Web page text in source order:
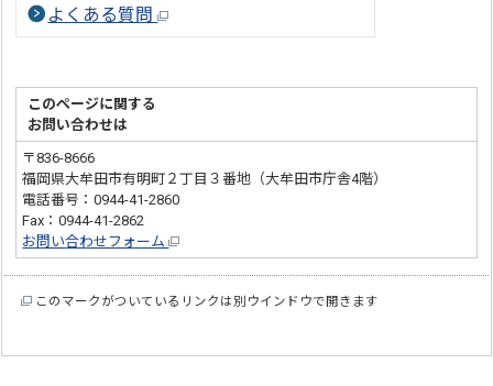
よくある質問
このページに関する
お問い合わせは
〒836-8666
福岡県大牟田市有明町２丁目３番地（大牟田市庁舎4階）
電話番号：0944-41-2860
Fax：0944-41-2862
お問い合わせフォーム
このマークがついているリンクは別ウインドウで開きます